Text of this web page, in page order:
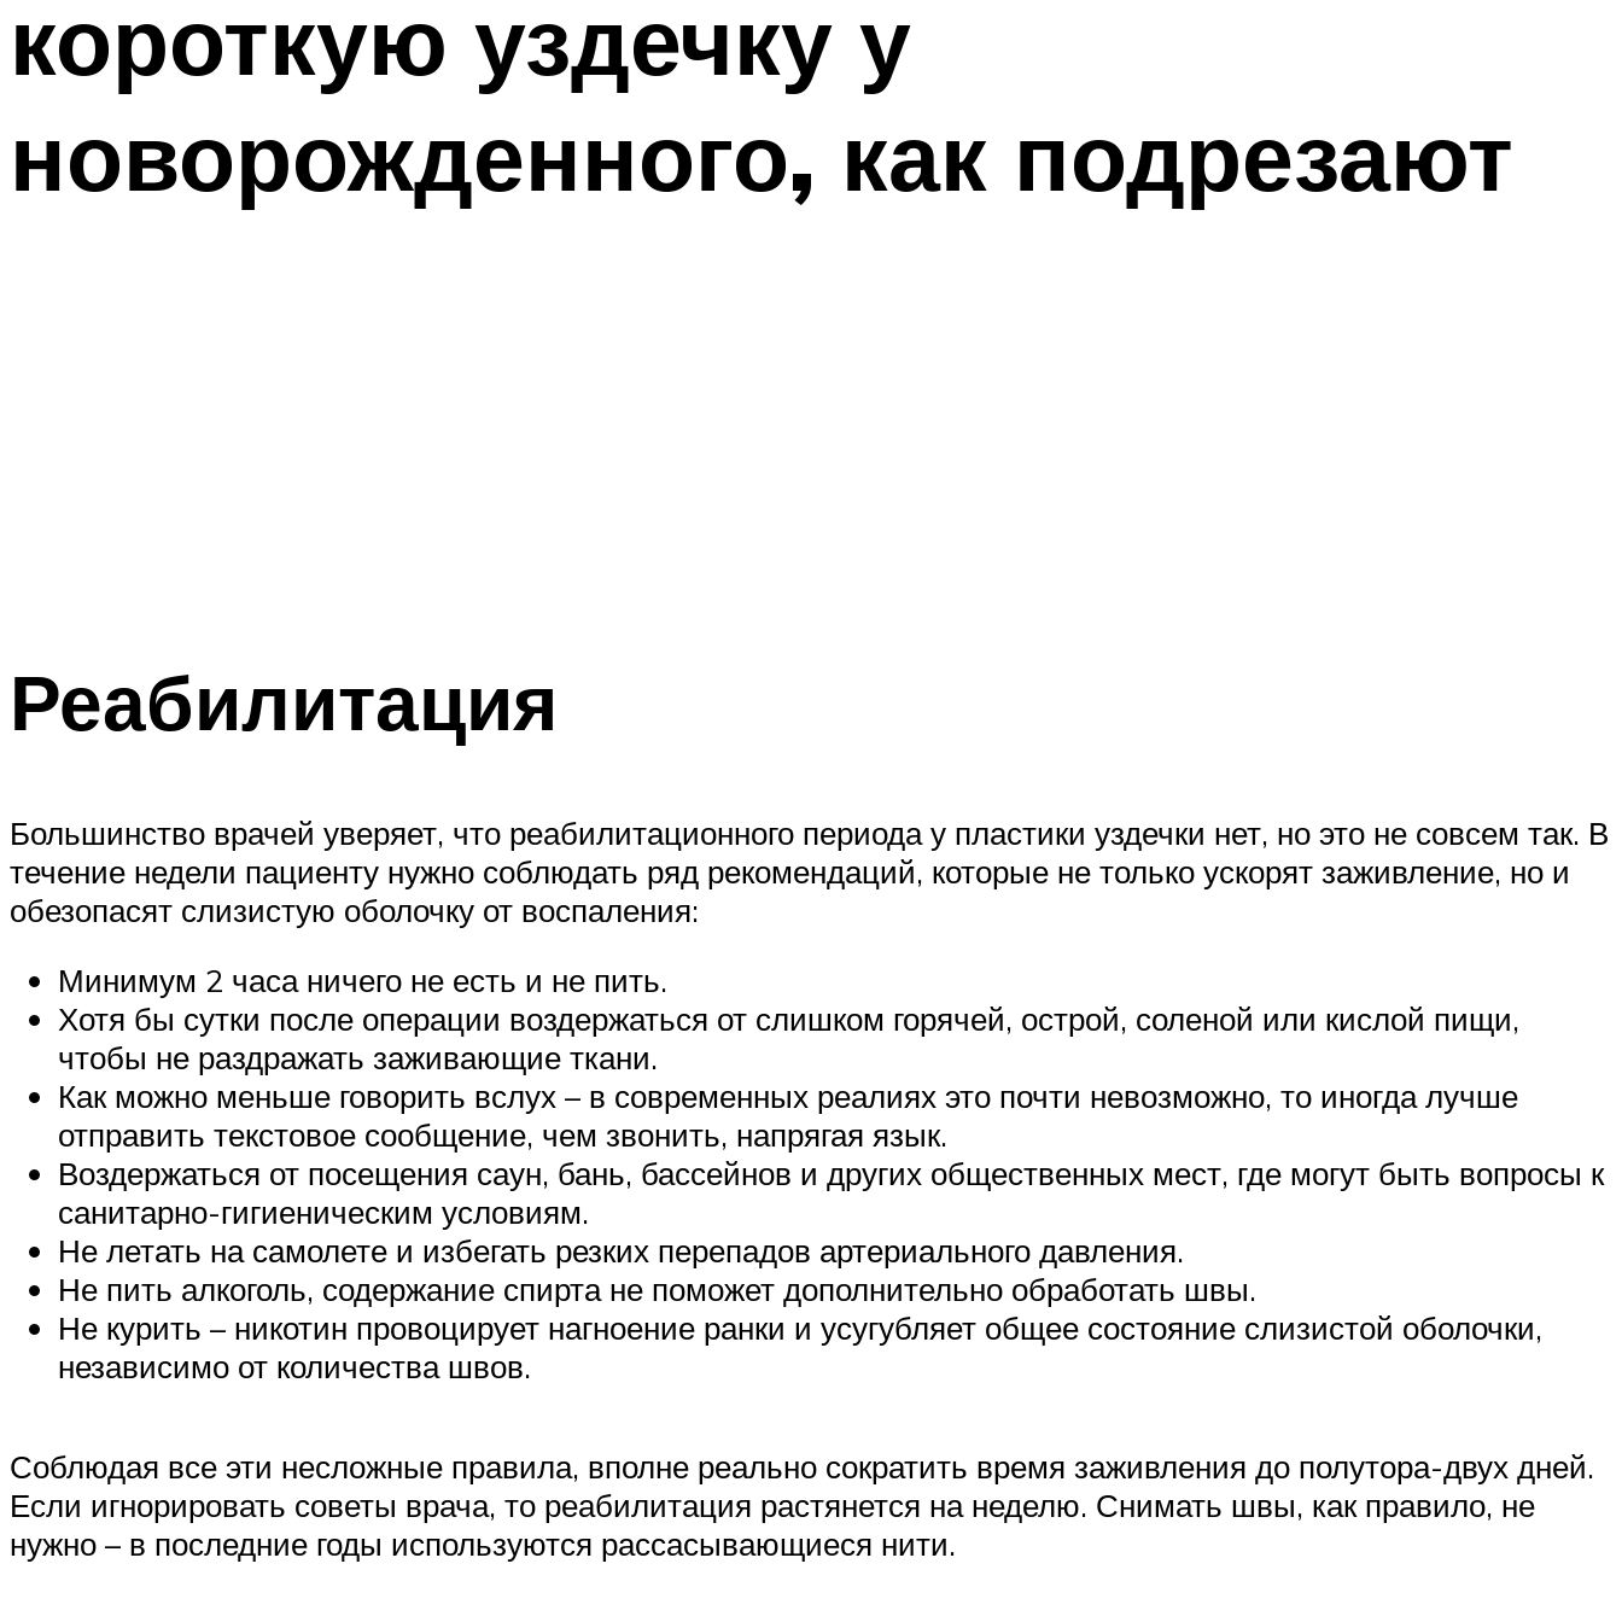
короткую уздечку у
новорожденного, как подрезают
Реабилитация
Большинство врачей уверяет, что реабилитационного периода у пластики уздечки нет, но это не совсем так. В
течение недели пациенту нужно соблюдать ряд рекомендаций, которые не только ускорят заживление, но и
обезопасят слизистую оболочку от воспаления:
Минимум 2 часа ничего не есть и не пить.
Хотя бы сутки после операции воздержаться от слишком горячей, острой, соленой или кислой пищи,
чтобы не раздражать заживающие ткани.
Как можно меньше говорить вслух – в современных реалиях это почти невозможно, то иногда лучше
отправить текстовое сообщение, чем звонить, напрягая язык.
Воздержаться от посещения саун, бань, бассейнов и других общественных мест, где могут быть вопросы к
санитарно-гигиеническим условиям.
Не летать на самолете и избегать резких перепадов артериального давления.
Не пить алкоголь, содержание спирта не поможет дополнительно обработать швы.
Не курить – никотин провоцирует нагноение ранки и усугубляет общее состояние слизистой оболочки,
независимо от количества швов.
Соблюдая все эти несложные правила, вполне реально сократить время заживления до полутора-двух дней.
Если игнорировать советы врача, то реабилитация растянется на неделю. Снимать швы, как правило, не
нужно – в последние годы используются рассасывающиеся нити.